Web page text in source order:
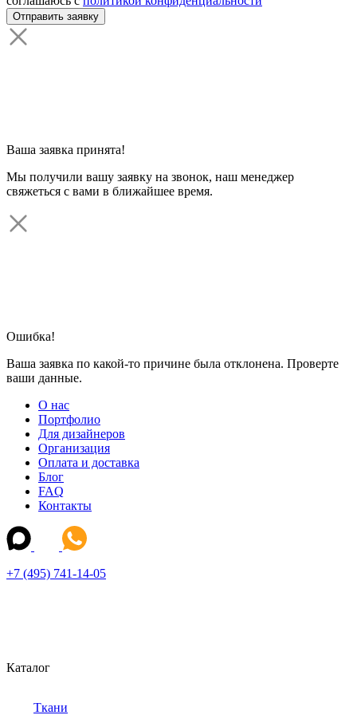
Ваша заявка принята!
Мы получили вашу заявку на звонок, наш менеджер
свяжеться с вами в ближайшее время.
Ошибка!
Ваша заявка по какой-то причине была отклонена. Проверте
ваши данные.
О нас
Портфолио
Для дизайнеров
Организация
Оплата и доставка
Блог
FAQ
Контакты
+7 (495) 741-14-05
Каталог
Ткани